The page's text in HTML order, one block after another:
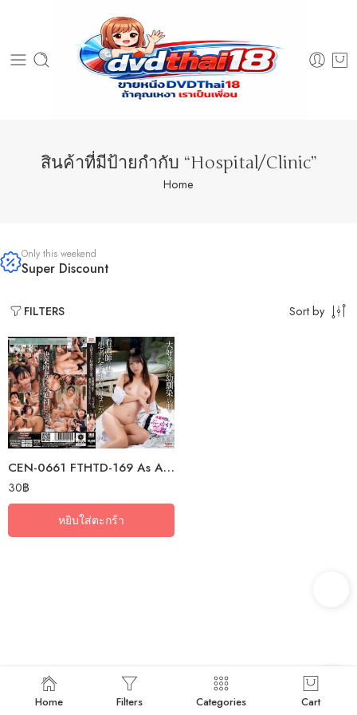
สินค้าที่มีป้ายกำกับ “Hospital/Clinic”
Home
Only this weekend
Super Discount
FILTERS Sort by
CEN-0661 FTHTD-169 As A Nurse, I Was Passed Around Among The Patients In…
30฿
หยิบใส่ตะกร้า
Home Filters Categories Cart